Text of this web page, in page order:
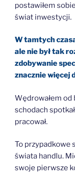
postawiłem
świat inwestycji.
W tamtych
ale nie był tak
zdobywanie
znacznie więcej
Wędrowałem od
schodach
pracował.
To przypadkowe
świata handlu.
swoje pierwsze